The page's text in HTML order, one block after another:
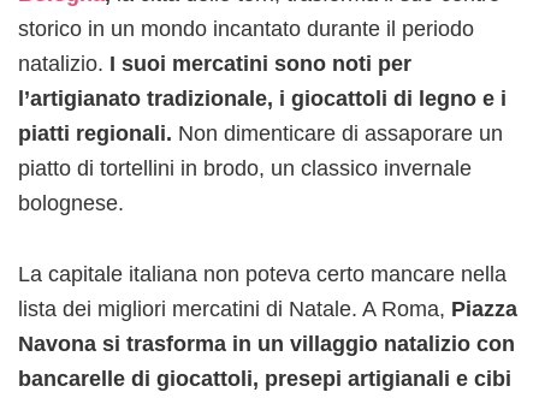
storico in un mondo incantato durante il periodo
natalizio. I suoi mercatini sono noti per
l’artigianato tradizionale, i giocattoli di legno e i
piatti regionali. Non dimenticare di assaporare un
piatto di tortellini in brodo, un classico invernale
bolognese.
La capitale italiana non poteva certo mancare nella
lista dei migliori mercatini di Natale. A Roma, Piazza
Navona si trasforma in un villaggio natalizio con
bancarelle di giocattoli, presepi artigianali e cibi